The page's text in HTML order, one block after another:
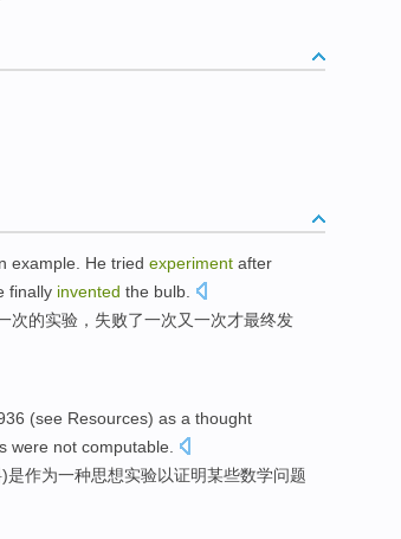
example He tried experiment after
finally invented the bulb
次的实验 ， 失败了一次又一次才最终发
(see Resources) as a thought
were not computable
)是作为一种思想实验以证明某些数学问题